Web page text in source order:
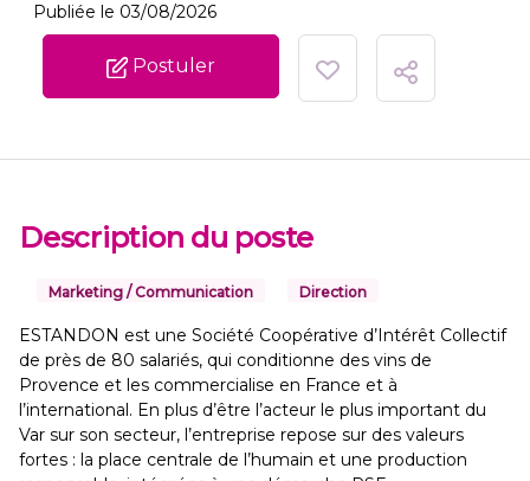
Publiée le 03/08/2026
Postuler
Description du poste
Marketing / Communication Direction
ESTANDON est une Société Coopérative d’Intérêt Collectif
de près de 80 salariés, qui conditionne des vins de
Provence et les commercialise en France et à
l’international. En plus d’être l’acteur le plus important du
Var sur son secteur, l’entreprise repose sur des valeurs
fortes : la place centrale de l’humain et une production